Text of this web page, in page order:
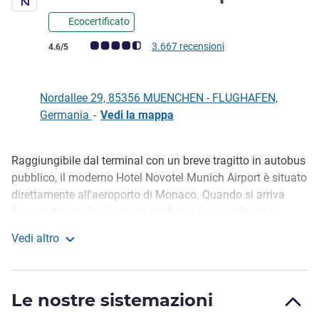
Ecocertificato
Giudizio clienti (Valutazione ALL)
4.6/5 3.667 recensioni
Nordallee 29, 85356 MUENCHEN - FLUGHAFEN,
Germania - Vedi la mappa
Descrizione
Raggiungibile dal terminal con un breve tragitto in autobus
pubblico, il moderno Hotel Novotel Munich Airport è situato
direttamente all'aeroporto di Monaco. Quando si arriva
trascorsa a esplorare la città o prima di proseguire il vostro
toni tenui e letti confortevoli.
Vedi altro
Le nostre sistemazioni